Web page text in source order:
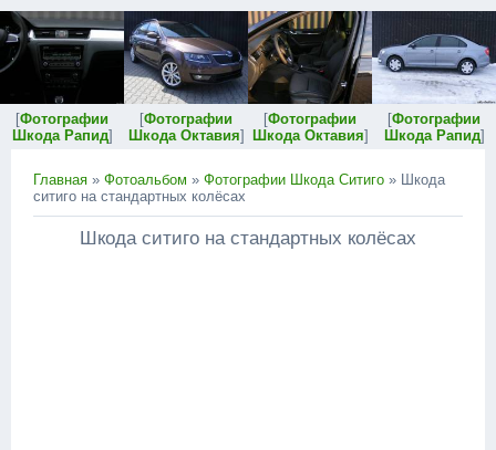
[Фотографии
Шкода Рапид]
[Фотографии
Шкода Октавия]
[Фотографии
Шкода Октавия]
[Фотографии
Шкода Рапид]
Главная » Фотоальбом » Фотографии Шкода Ситиго » Шкода
ситиго на стандартных колёсах
Шкода ситиго на стандартных колёсах